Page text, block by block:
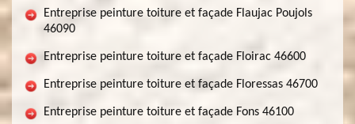
Entreprise peinture toiture et façade Flaujac Poujols
46090
Entreprise peinture toiture et façade Floirac 46600
Entreprise peinture toiture et façade Floressas 46700
Entreprise peinture toiture et façade Fons 46100